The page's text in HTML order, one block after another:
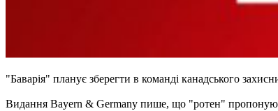
"Баварія" планує зберегти в команді канадського
Видання Bayern & Germany пише, що "ротен"